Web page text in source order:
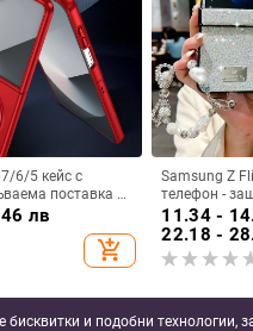
6/5 кейс с
поставка и
360° въртене,
корпус
лв
add_shopping_cart
Samsung Z
телефон -
блестяща
11.34 -
22.18 -
бисквитки и подобни технологии,